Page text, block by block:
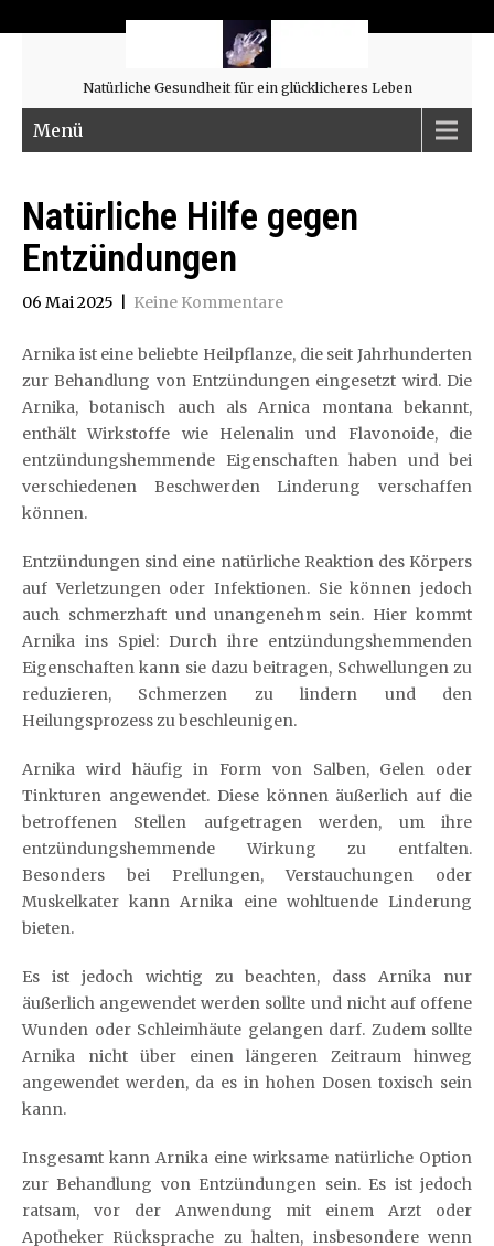
Natürliche Gesundheit für ein glücklicheres Leben
Menü
Natürliche Hilfe gegen
Entzündungen
06 Mai 2025 Keine Kommentare
Arnika ist eine beliebte Heilpflanze, die seit Jahrhunderten
zur Behandlung von Entzündungen eingesetzt wird. Die
Arnika, botanisch auch als Arnica montana bekannt,
enthält Wirkstoffe wie Helenalin und Flavonoide, die
entzündungshemmende Eigenschaften haben und bei
verschiedenen Beschwerden Linderung verschaffen
können.
Entzündungen sind eine natürliche Reaktion des Körpers
auf Verletzungen oder Infektionen. Sie können jedoch
auch schmerzhaft und unangenehm sein. Hier kommt
Arnika ins Spiel: Durch ihre entzündungshemmenden
Eigenschaften kann sie dazu beitragen, Schwellungen zu
reduzieren, Schmerzen zu lindern und den
Heilungsprozess zu beschleunigen.
Arnika wird häufig in Form von Salben, Gelen oder
Tinkturen angewendet. Diese können äußerlich auf die
betroffenen Stellen aufgetragen werden, um ihre
entzündungshemmende Wirkung zu entfalten.
Besonders bei Prellungen, Verstauchungen oder
Muskelkater kann Arnika eine wohltuende Linderung
bieten.
Es ist jedoch wichtig zu beachten, dass Arnika nur
äußerlich angewendet werden sollte und nicht auf offene
Wunden oder Schleimhäute gelangen darf. Zudem sollte
Arnika nicht über einen längeren Zeitraum hinweg
angewendet werden, da es in hohen Dosen toxisch sein
kann.
Insgesamt kann Arnika eine wirksame natürliche Option
zur Behandlung von Entzündungen sein. Es ist jedoch
ratsam, vor der Anwendung mit einem Arzt oder
Apotheker Rücksprache zu halten, insbesondere wenn